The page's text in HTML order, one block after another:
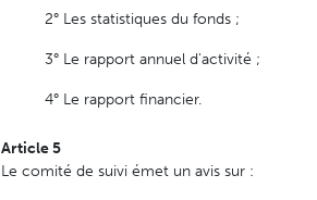
2° Les statistiques du fonds ;
3° Le rapport annuel d'activité ;
4° Le rapport financier.
Article 5
Le comité de suivi émet un avis sur :